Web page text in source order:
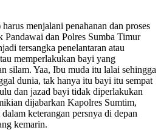
menjalani penahanan dan proses
dan Polres Sumba Timur
tersangka penelantaran atau
memperlakukan bayi yang
silam. Yaa, Ibu muda itu lalai sehingga
dunia, tak hanya itu bayi itu sempat
dan jazad bayi tidak diperlakukan
dijabarkan Kapolres Sumtim,
keterangan persnya di depan
kemarin.